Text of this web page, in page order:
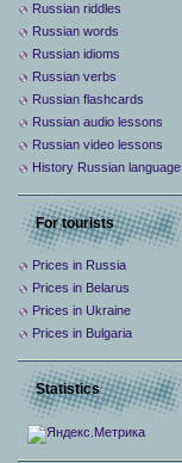
Russian riddles
Russian words
Russian idioms
Russian verbs
Russian flashcards
Russian audio lessons
Russian video lessons
History Russian language
For tourists
Prices in Russia
Prices in Belarus
Prices in Ukraine
Prices in Bulgaria
Statistics